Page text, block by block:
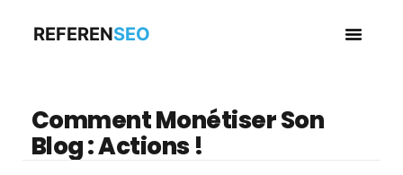
REFERENSEO
Comment Monétiser Son
Blog : Actions !